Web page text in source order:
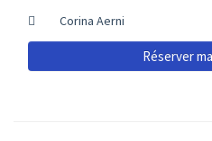
Corina Aerni
Réserver